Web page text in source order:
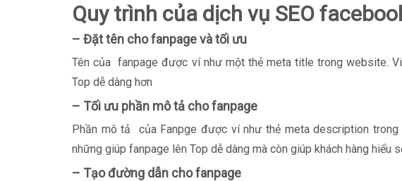
Quy trình của dịch vụ SEO
– Đặt tên cho fanpage và tối ưu
Tên của fanpage được ví như một thẻ meta title trong website.
Top dễ dàng hơn
– Tối ưu phần mô tả cho fanpage
Phần mô tả của Fanpge được ví như thẻ meta description
những giúp fanpage lên Top dễ dàng mà còn giúp khách hàng hiểu
– Tạo đường dẫn cho fanpage